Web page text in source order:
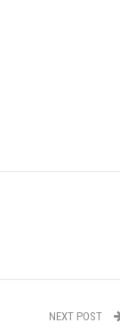
NEXT POST